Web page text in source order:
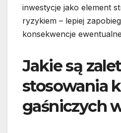
inwestycje jako element
ryzykiem – lepiej
konsekwencje
Jakie są
stosowania
gaśniczych